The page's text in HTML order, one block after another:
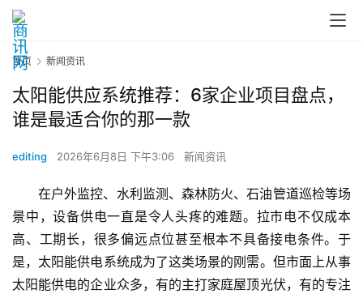
首页 新闻资讯
太阳能供应系统推荐：6家企业项目盘点，
谁是最适合你的那一款
editing 2026年6月8日 下午3:06 新闻资讯
在户外监控、水利监测、森林防火、石油管道巡检等场
景中，设备供电一直是令人头疼的难题。拉市电不仅成本
高、工期长，很多偏远点位甚至根本不具备接电条件。于
是，太阳能供电系统成为了这类场景的刚需。但市面上从事
太阳能供电的企业众多，有的主打家庭屋顶光伏，有的专注